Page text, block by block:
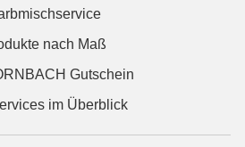
nach Maß
Gutschein
im Überblick